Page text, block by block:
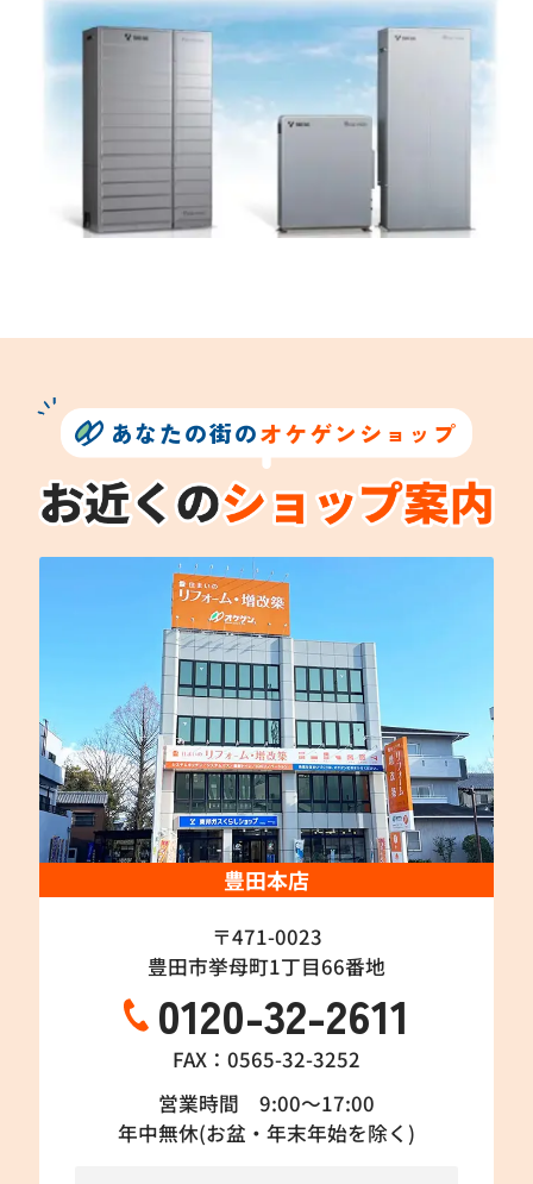
あなたの街のオケゲンショップ
豊田本店
〒471-0023
豊田市挙母町1丁目66番地
0120-32-2611
FAX：0565-32-3252
営業時間 9:00～17:00
年中無休(お盆・年末年始を除く)